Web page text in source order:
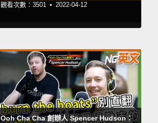
觀看次數：3501 •2022-04-12
Ooh Cha Cha 創辦人 Spencer Hudson：